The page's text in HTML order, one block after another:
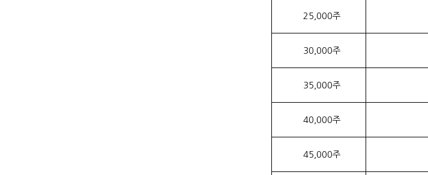
25,000주
30,000주
35,000주
40,000주
45,000주